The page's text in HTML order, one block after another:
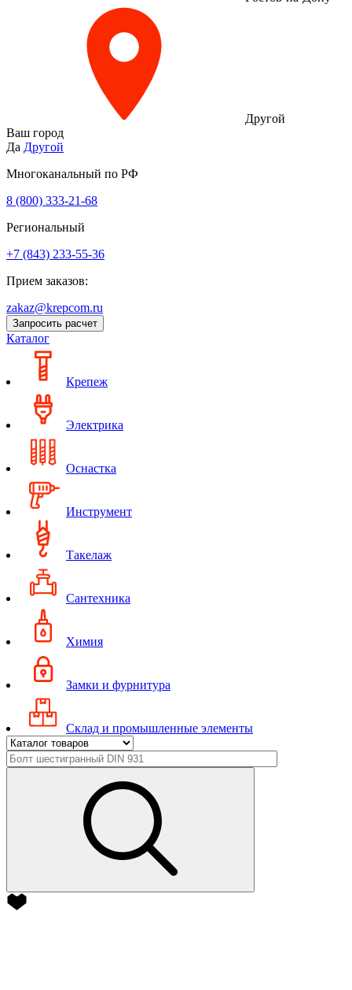
Другой
Ваш город
Да Другой
Многоканальный по РФ
8 (800) 333‑21-68
Региональный
+7 (843) 233-55-36
Прием заказов:
zakaz@krepcom.ru
Запросить расчет
Каталог
Крепеж
Электрика
Оснастка
Инструмент
Такелаж
Сантехника
Химия
Замки и фурнитура
Склад и промышленные элементы